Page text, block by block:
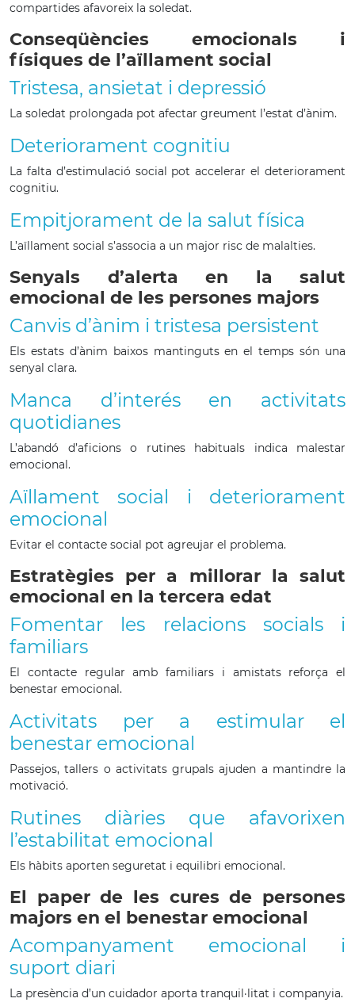
compartides afavoreix la soledat.
Conseqüències emocionals i
físiques de l’aïllament social
Tristesa, ansietat i depressió
La soledat prolongada pot afectar greument l’estat d’ànim.
Deteriorament cognitiu
La falta d’estimulació social pot accelerar el deteriorament
cognitiu.
Empitjorament de la salut física
L’aïllament social s’associa a un major risc de malalties.
Senyals d’alerta en la salut
emocional de les persones majors
Canvis d’ànim i tristesa persistent
Els estats d’ànim baixos mantinguts en el temps són una
senyal clara.
Manca d’interés en activitats
quotidianes
L’abandó d’aficions o rutines habituals indica malestar
emocional.
Aïllament social i deteriorament
emocional
Evitar el contacte social pot agreujar el problema.
Estratègies per a millorar la salut
emocional en la tercera edat
Fomentar les relacions socials i
familiars
El contacte regular amb familiars i amistats reforça el
benestar emocional.
Activitats per a estimular el
benestar emocional
Passejos, tallers o activitats grupals ajuden a mantindre la
motivació.
Rutines diàries que afavorixen
l’estabilitat emocional
Els hàbits aporten seguretat i equilibri emocional.
El paper de les cures de persones
majors en el benestar emocional
Acompanyament emocional i
suport diari
La presència d’un cuidador aporta tranquil·litat i companyia.